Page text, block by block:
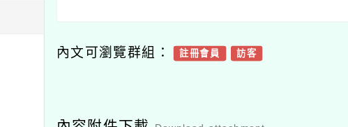
內文可瀏覽群組： 註冊會員 訪客